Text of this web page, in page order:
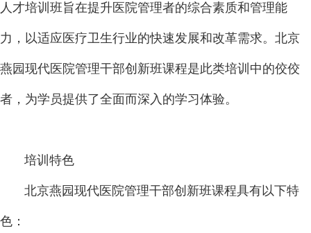
人才培训班旨在提升医院管理者的综合素质和管理能
力，以适应医疗卫生行业的快速发展和改革需求。北京
燕园现代医院管理干部创新班课程是此类培训中的佼佼
者，为学员提供了全面而深入的学习体验。
培训特色
北京燕园现代医院管理干部创新班课程具有以下特
色：